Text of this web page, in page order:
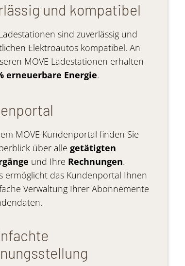
und kompatibel
sind zuverlässig und
Elektroautos kompatibel. An
MOVE Ladestationen erhalten
erneuerbare Energie.
MOVE Kundenportal finden Sie
über alle getätigten
und Ihre Rechnungen.
ermöglicht das Kundenportal Ihnen
Verwaltung Ihrer Abonnemente